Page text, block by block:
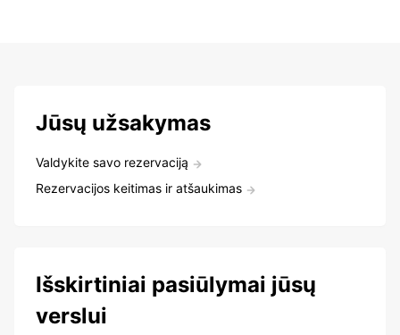
Jūsų užsakymas
Valdykite savo rezervaciją
Rezervacijos keitimas ir atšaukimas
Išskirtiniai pasiūlymai jūsų
verslui